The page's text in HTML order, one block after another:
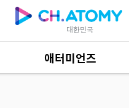
대한민국
애터미언즈